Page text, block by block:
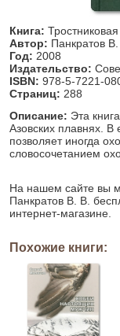
Книга:
Автор: Панкратов
Год: 2008
Издательство:
ISBN: 978-5-7221-
Страниц: 288
Описание: Эта
Азовских плавнях. В
позволяет иногда
словосочетанием
На нашем сайте вы
Панкратов В. В.
интернет-магазине.
Похожие книги: